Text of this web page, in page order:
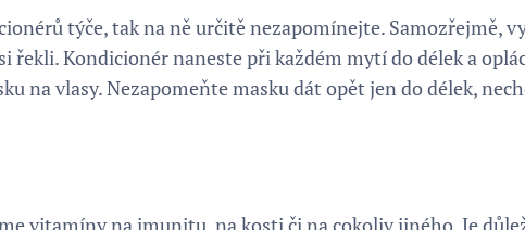
týče, tak na ně určitě nezapomínejte. Samozřejmě,
řekli. Kondicionér naneste při každém mytí do délek a
na vlasy. Nezapomeňte masku dát opět jen do délek,
vitamíny na imunitu, na kosti či na cokoliv jiného. Je